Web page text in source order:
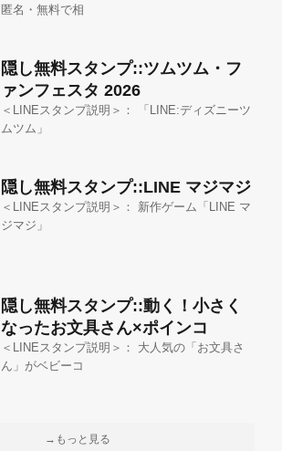
匿名・無料で相
隠し無料スタンプ::ツムツム・フ
ァンフェスタ 2026
＜LINEスタンプ説明＞： 「LINE:ディズニーツ
ムツム」
隠し無料スタンプ::LINE マジマジ
＜LINEスタンプ説明＞： 新作ゲーム「LINE マ
ジマジ」
隠し無料スタンプ::動く！小さく
なったお文具さん×ポインコ
＜LINEスタンプ説明＞： 大人気の「お文具さ
ん」がベビーコ
→もっと見る